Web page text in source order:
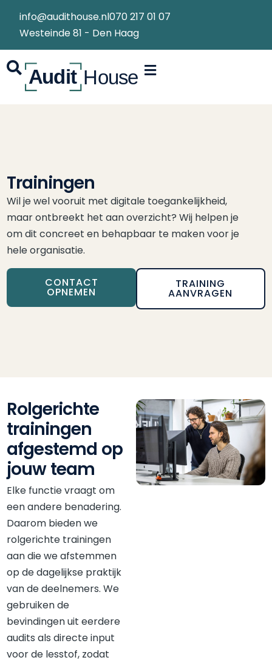
info@audithouse.nl070 217 01 07
Westeinde 81 - Den Haag
Trainingen
Wil je wel vooruit met digitale toegankelijkheid,
maar ontbreekt het aan overzicht? Wij helpen je
om dit concreet en behapbaar te maken voor je
hele organisatie.
CONTACT
OPNEMEN
TRAINING
AANVRAGEN
Rolgerichte
trainingen
afgestemd op
jouw team
Elke functie vraagt om
een andere benadering.
Daarom bieden we
rolgerichte trainingen
aan die we afstemmen
op de dagelijkse praktijk
van de deelnemers. We
gebruiken de
bevindingen uit eerdere
audits als directe input
voor de lesstof, zodat